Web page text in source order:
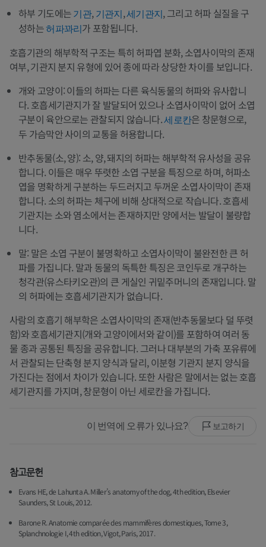
하부 기도에는기관,기관지,세기관지, 그리고 허파 실질을 구
성하는허파꽈리가 포함됩니다.
호흡기관의 해부학적 구조는 특히 허파엽 분화, 소엽사이막의 존재
여부, 기관지 분지 유형에 있어 종에 따라 상당한 차이를 보입니다.
개와 고양이: 이들의 허파는 다른 육식동물의 허파와 유사합니
다. 호흡세기관지가 잘 발달되어 있으나 소엽사이막이 없어 소엽
구분이 육안으로는 관찰되지 않습니다.세로칸은 창문형으로,
두 가슴막안 사이의 교통을 허용합니다.
반추동물(소, 양): 소, 양, 돼지의 허파는 해부학적 유사성을 공유
합니다. 이들은 매우 뚜렷한 소엽 구분을 특징으로 하며, 허파소
엽을 명확하게 구분하는 두드러지고 두꺼운 소엽사이막이 존재
합니다. 소의 허파는 체구에 비해 상대적으로 작습니다. 호흡세
기관지는 소와 염소에서는 존재하지만 양에서는 발달이 불량합
니다.
말: 말은 소엽 구분이 불명확하고 소엽사이막이 불완전한 큰 허
파를 가집니다. 말과 동물의 독특한 특징은 코인두로 개구하는
청각관(유스타키오관)의 큰 게실인 귀밑주머니의 존재입니다. 말
의 허파에는 호흡세기관지가 없습니다.
사람의 호흡기 해부학은 소엽사이막의 존재(반추동물보다 덜 뚜렷
함)와 호흡세기관지(개와 고양이에서와 같이)를 포함하여 여러 동
물 종과 공통된 특징을 공유합니다. 그러나 대부분의 가축 포유류에
서 관찰되는 단축형 분지 양식과 달리, 이분형 기관지 분지 양식을
가진다는 점에서 차이가 있습니다. 또한 사람은 말에서는 없는 호흡
세기관지를 가지며, 창문형이 아닌 세로칸을 가집니다.
이 번역에 오류가 있나요? 보고하기
참고문헌
Evans HE, de Lahunta A. Miller’s anatomy of the dog, 4th edition, Elsevier
Saunders, St Louis, 2012.
Barone R. Anatomie comparée des mammifères domestiques, Tome 3,
Splanchnologie I, 4th edition, Vigot, Paris, 2017.